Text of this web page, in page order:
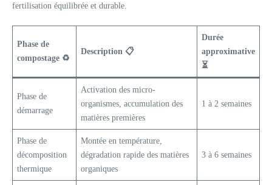
fertilisation équilibrée et durable.
Phase de
compostage ♻️
Description 📋
Durée
approximative
⏳
Phase de
démarrage
Activation des micro-
organismes, accumulation des
matières premières
1 à 2 semaines
Phase de
décomposition
thermique
Montée en température,
dégradation rapide des matières
organiques
3 à 6 semaines